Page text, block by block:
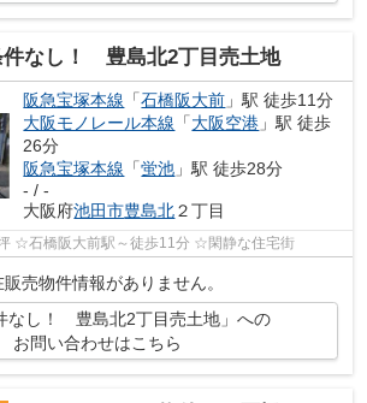
件なし！ 豊島北2丁目売土地
阪急宝塚本線 「石橋阪大前 」駅 徒歩11分
大阪モノレール本線 「大阪空港 」駅 徒歩
26分
阪急宝塚本線 「蛍池 」駅 徒歩28分
- / -
大阪府池田市豊島北２丁目
☆石橋阪大前駅～徒歩11分 ☆閑静な住宅街
販売物件情報がありません。
なし！ 豊島北2丁目売土地」への
お問い合わせはこちら